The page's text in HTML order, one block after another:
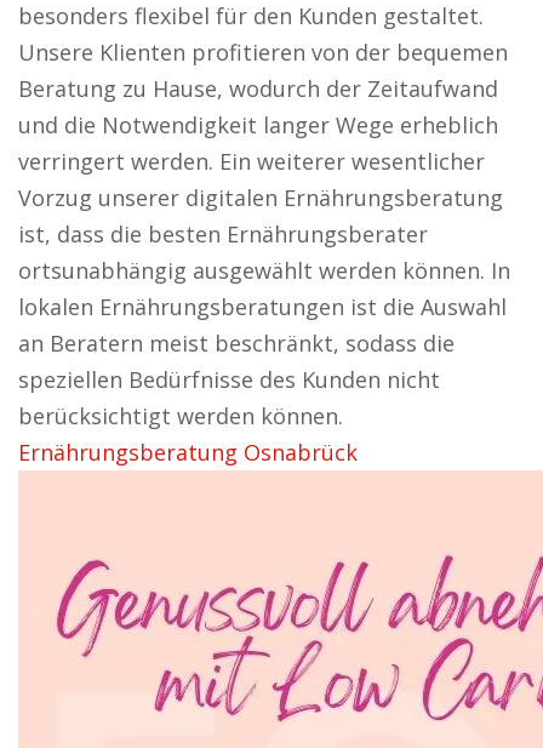
besonders flexibel für den Kunden gestaltet.
Unsere Klienten profitieren von der bequemen
Beratung zu Hause, wodurch der Zeitaufwand
und die Notwendigkeit langer Wege erheblich
verringert werden. Ein weiterer wesentlicher
Vorzug unserer digitalen Ernährungsberatung
ist, dass die besten Ernährungsberater
ortsunabhängig ausgewählt werden können. In
lokalen Ernährungsberatungen ist die Auswahl
an Beratern meist beschränkt, sodass die
speziellen Bedürfnisse des Kunden nicht
berücksichtigt werden können.
Ernährungsberatung Osnabrück